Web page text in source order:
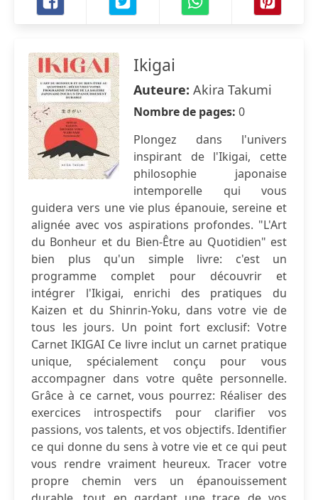
Ikigai
Auteure: Akira Takumi
Nombre de pages: 0
Plongez dans l'univers
inspirant de l'Ikigai, cette
philosophie japonaise
intemporelle qui vous
guidera vers une vie plus épanouie, sereine et
alignée avec vos aspirations profondes. "L'Art
du Bonheur et du Bien-Être au Quotidien" est
bien plus qu'un simple livre: c'est un
programme complet pour découvrir et
intégrer l'Ikigai, enrichi des pratiques du
Kaizen et du Shinrin-Yoku, dans votre vie de
tous les jours. Un point fort exclusif: Votre
Carnet IKIGAI Ce livre inclut un carnet pratique
unique, spécialement conçu pour vous
accompagner dans votre quête personnelle.
Grâce à ce carnet, vous pourrez: Réaliser des
exercices introspectifs pour clarifier vos
passions, vos talents, et vos objectifs. Identifier
ce qui donne du sens à votre vie et ce qui peut
vous rendre vraiment heureux. Tracer votre
propre chemin vers un épanouissement